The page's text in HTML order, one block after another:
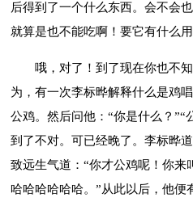
后得到了一个什么东西。会不会
就算是也不能吃啊！要它有什么用
哦，对了！到了现在你也不知
为，有一次李标晔解释什么是鸡
公鸡。然后问他：“你是什么？”“
到了不对。可已经晚了。李标晔
致远生气道：“你才公鸡呢！你
哈哈哈哈哈哈。”从此以后，他便